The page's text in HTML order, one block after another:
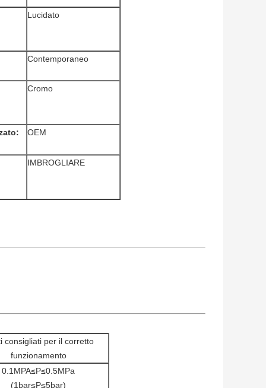
Lucidato
Contemporaneo
Cromo
OEM
IMBROGLIARE
consigliati per il corretto
funzionamento
0.1MPA≤P≤0.5MPa
(1bar≤P≤5bar)